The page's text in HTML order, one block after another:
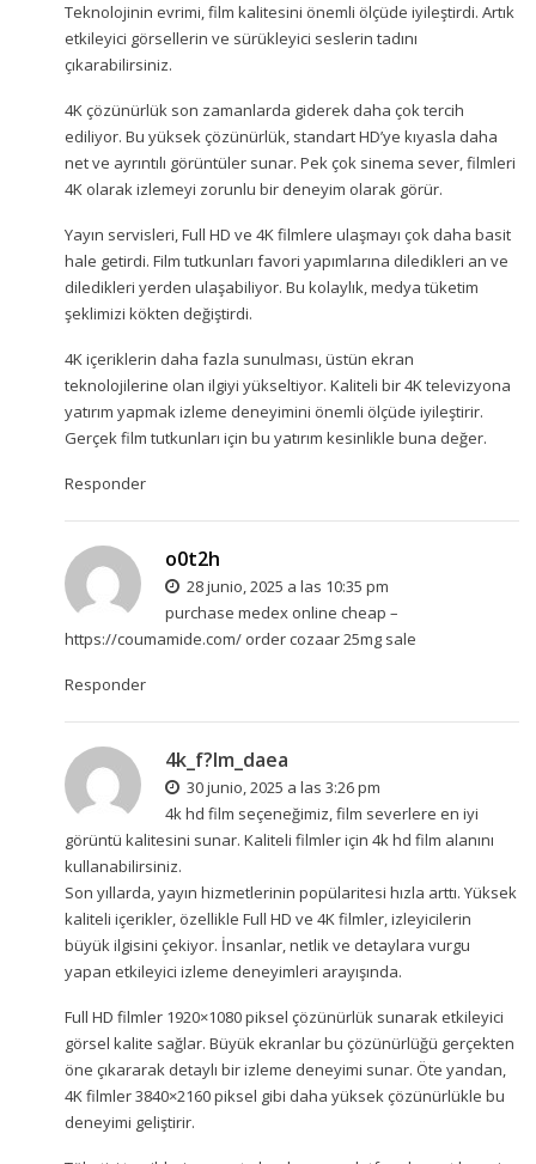
Teknolojinin evrimi, film kalitesini önemli ölçüde iyileştirdi. Artık
etkileyici görsellerin ve sürükleyici seslerin tadını
çıkarabilirsiniz.
4K çözünürlük son zamanlarda giderek daha çok tercih
ediliyor. Bu yüksek çözünürlük, standart HD’ye kıyasla daha
net ve ayrıntılı görüntüler sunar. Pek çok sinema sever, filmleri
4K olarak izlemeyi zorunlu bir deneyim olarak görür.
Yayın servisleri, Full HD ve 4K filmlere ulaşmayı çok daha basit
hale getirdi. Film tutkunları favori yapımlarına diledikleri an ve
diledikleri yerden ulaşabiliyor. Bu kolaylık, medya tüketim
şeklimizi kökten değiştirdi.
4K içeriklerin daha fazla sunulması, üstün ekran
teknolojilerine olan ilgiyi yükseltiyor. Kaliteli bir 4K televizyona
yatırım yapmak izleme deneyimini önemli ölçüde iyileştirir.
Gerçek film tutkunları için bu yatırım kesinlikle buna değer.
Responder
o0t2h
28 junio, 2025 a las 10:35 pm
purchase medex online cheap –
https://coumamide.com/order cozaar 25mg sale
Responder
4k_f?lm_daea
30 junio, 2025 a las 3:26 pm
4k hd film seçeneğimiz, film severlere en iyi
görüntü kalitesini sunar. Kaliteli filmler için 4k hd film alanını
kullanabilirsiniz.
Son yıllarda, yayın hizmetlerinin popülaritesi hızla arttı. Yüksek
kaliteli içerikler, özellikle Full HD ve 4K filmler, izleyicilerin
büyük ilgisini çekiyor. İnsanlar, netlik ve detaylara vurgu
yapan etkileyici izleme deneyimleri arayışında.
Full HD filmler 1920×1080 piksel çözünürlük sunarak etkileyici
görsel kalite sağlar. Büyük ekranlar bu çözünürlüğü gerçekten
öne çıkararak detaylı bir izleme deneyimi sunar. Öte yandan,
4K filmler 3840×2160 piksel gibi daha yüksek çözünürlükle bu
deneyimi geliştirir.